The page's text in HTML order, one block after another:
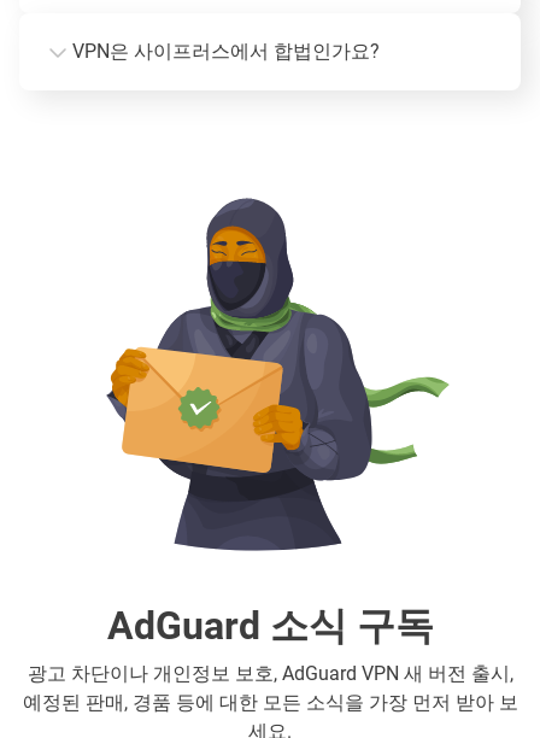
VPN은 사이프러스에서 합법인가요?
AdGuard 소식 구독
광고 차단이나 개인정보 보호, AdGuard VPN 새 버전 출시,
예정된 판매, 경품 등에 대한 모든 소식을 가장 먼저 받아 보
세요.